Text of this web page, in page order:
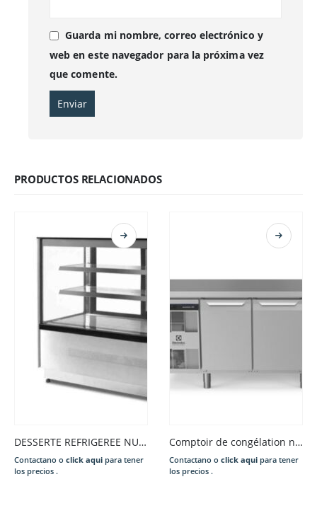
Guarda mi nombre, correo electrónico y
web en este navegador para la próxima vez
que comente.
PRODUCTOS RELACIONADOS
DESSERTE REFRIGEREE NUMERIQUE 290 LITRES
Contactano o click aqui para tener
los precios .
Comptoir de congélation numérique 22-15°C
Contactano o click aqui para tener
los precios .